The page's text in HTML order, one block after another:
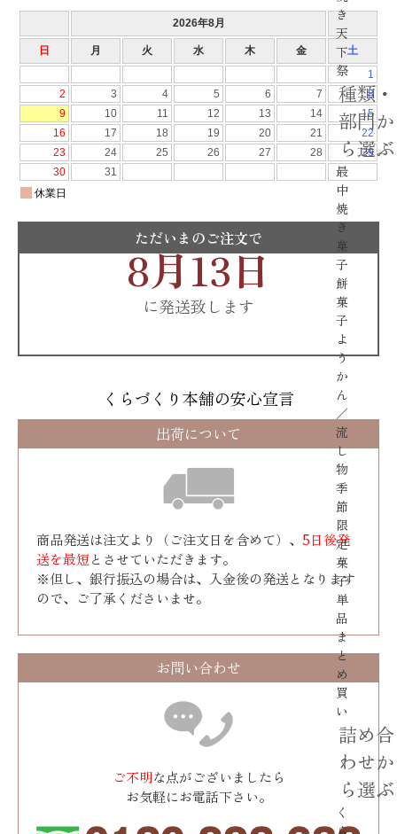
き
天
下
祭
種類・
部門か
ら選ぶ
最
中
焼
き
菓
子
餅
菓
子
よ
う
か
ん
／
流
し
物
季
節
限
定
菓
子
単
品
ま
と
め
買
い
詰め合
わせか
ら選ぶ
く
ただいまのご注文で
8月13日
に発送致します
くらづくり本舗の安心宣言
出荷について
商品発送は注文より（ご注文日を含めて）、 5日後発
送を最短とさせていただきます。
※但し、銀行振込の場合は、入金後の発送となります
ので、ご了承くださいませ。
お問い合わせ
ご不明な点がございましたら
お気軽にお電話下さい。